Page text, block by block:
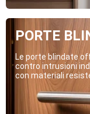
PORTE
Le porte blindate
contro intrusioni
con materiali